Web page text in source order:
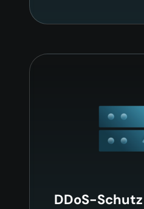
DDoS-Schutz